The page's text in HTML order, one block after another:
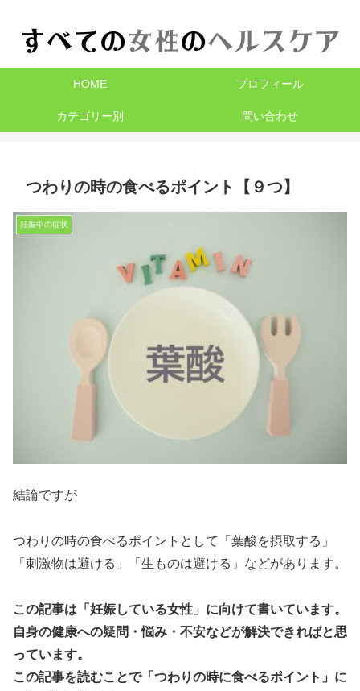
HOME プロフィール
カテゴリー別 問い合わせ
つわりの時の食べるポイント【９つ】
妊娠中の症状
結論ですが
つわりの時の食べるポイントとして「葉酸を摂取する」
「刺激物は避ける」「生ものは避ける」などがあります。
この記事は「妊娠している女性」に向けて書いています。
自身の健康への疑問・悩み・不安などが解決できればと思
っています。
この記事を読むことで「つわりの時に食べるポイント」に